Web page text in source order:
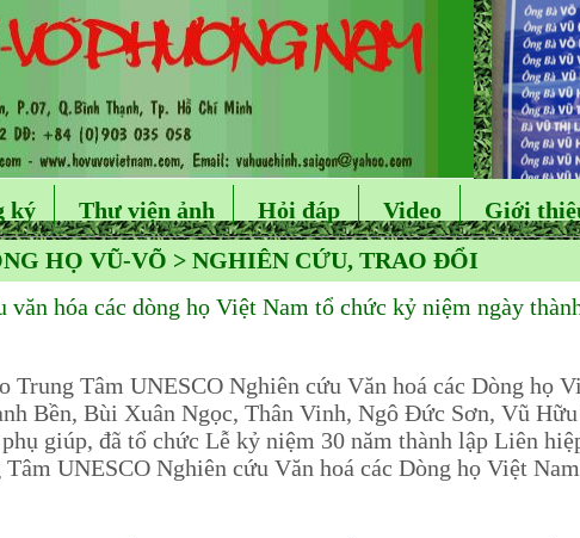
ký Thư viện ảnh Hỏi đáp Video Giới
HỌ VŨ-VÕ > NGHIÊN CỨU, TRAO ĐỔI
văn hóa các dòng họ Việt Nam tổ chức kỷ niệm ngày
Trung Tâm UNESCO Nghiên cứu Văn hoá các Dòng họ
Bền, Bùi Xuân Ngọc, Thân Vinh, Ngô Đức Sơn, Vũ
giúp, đã tổ chức Lễ kỷ niệm 30 năm thành lập Liên
UNESCO Nghiên cứu Văn hoá các Dòng họ Việt